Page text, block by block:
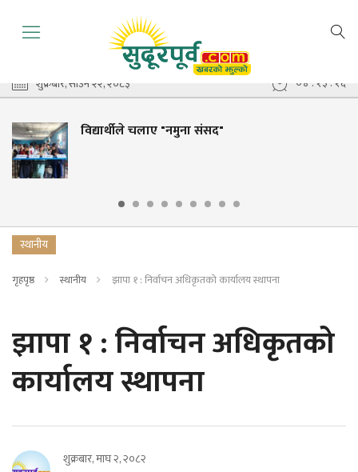
शुक्रबार, साउन २२, २०८३ ०४ : १३ : १७
विद्यार्थीले चलाए "नमुना संसद"
स्थानीय
गृहपृष्ठ स्थानीय झापा १ : निर्वाचन अधिकृतको कार्यालय स्थापना
झापा १ : निर्वाचन अधिकृतको
कार्यालय स्थापना
शुक्रबार, माघ २, २०८२